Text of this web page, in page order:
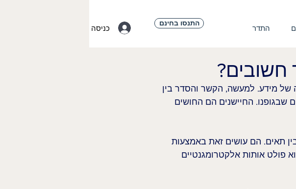
כניסה
התנסו בחינם
התדר
חשובים?
של מידע. למעשה, הקשר והסדר בין
שבגופנו. החיישנים הם החושים
תאים. הם עושים זאת באמצעות
פולט אותות אלקטרומגנטיים